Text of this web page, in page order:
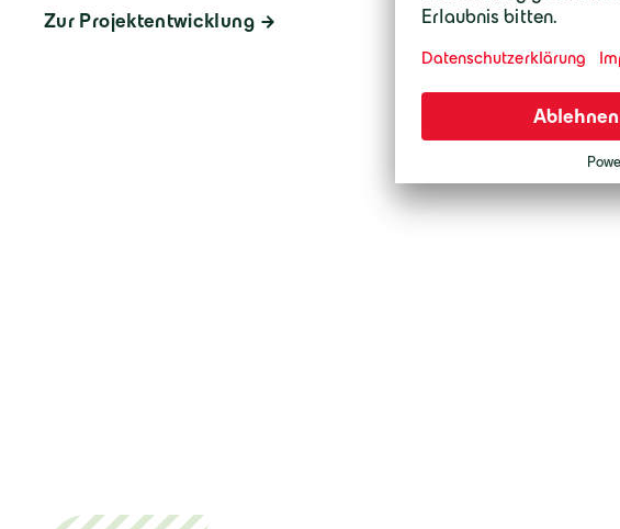
Zur Projektentwicklung